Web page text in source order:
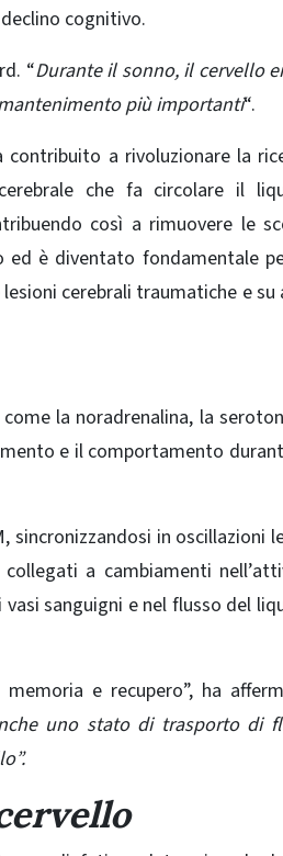
cognitivo.
“Durante il sonno, il cervello
più importanti“.
contribuito a rivoluzionare la
che fa circolare il
così a rimuovere le
è diventato fondamentale
cerebrali traumatiche e su
la noradrenalina, la
e il comportamento
, sincronizzandosi in oscillazioni
a cambiamenti
sanguigni e nel flusso del
e recupero”, ha
uno stato di trasporto di